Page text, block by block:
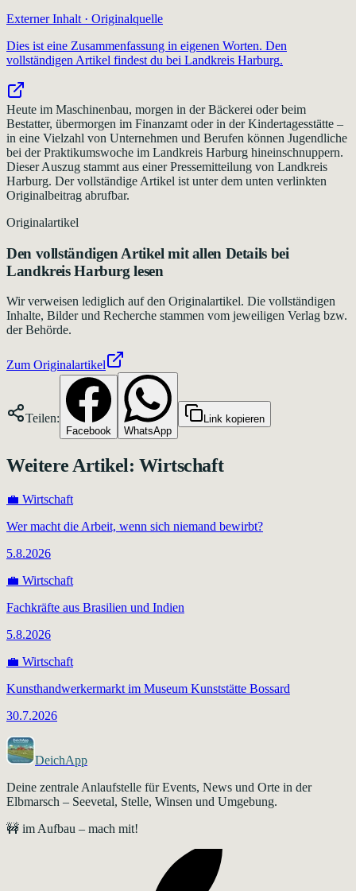
Externer Inhalt · Originalquelle
Dies ist eine Zusammenfassung in eigenen Worten. Den
vollständigen Artikel findest du bei Landkreis Harburg.
Heute im Maschinenbau, morgen in der Bäckerei oder beim
Bestatter, übermorgen im Finanzamt oder in der Kindertagesstätte –
in eine Vielzahl von Unternehmen und Berufen können Jugendliche
bei der Praktikumswoche im Landkreis Harburg hineinschnuppern.
Dieser Auszug stammt aus einer Pressemitteilung von Landkreis
Harburg. Der vollständige Artikel ist unter dem unten verlinkten
Originalbeitrag abrufbar.
Originalartikel
Den vollständigen Artikel mit allen Details bei
Landkreis Harburg lesen
Wir verweisen lediglich auf den Originalartikel. Die vollständigen
Inhalte, Bilder und Recherche stammen vom jeweiligen Verlag bzw.
der Behörde.
Zum Originalartikel
Teilen:
Facebook WhatsApp
Link kopieren
Weitere Artikel: Wirtschaft
💼 Wirtschaft
Wer macht die Arbeit, wenn sich niemand bewirbt?
5.8.2026
💼 Wirtschaft
Fachkräfte aus Brasilien und Indien
5.8.2026
💼 Wirtschaft
Kunsthandwerkermarkt im Museum Kunststätte Bossard
30.7.2026
DeichApp
Deine zentrale Anlaufstelle für Events, News und Orte in der
Elbmarsch – Seevetal, Stelle, Winsen und Umgebung.
🚧 im Aufbau – mach mit!